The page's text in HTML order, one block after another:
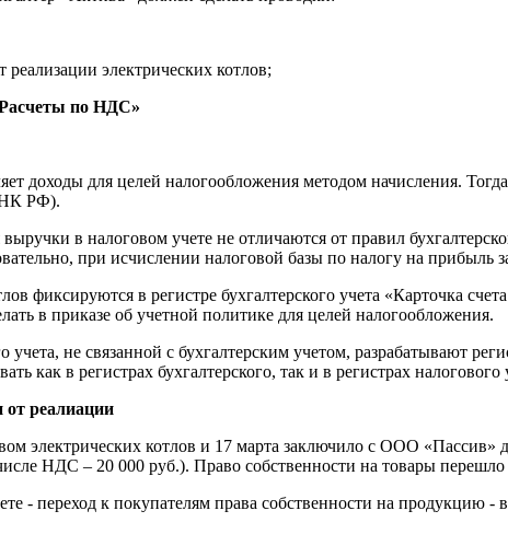
электрических котлов;
по НДС»
доходы для целей налогообложения методом начисления.
НК РФ).
в налоговом учете не отличаются от правил
при исчислении налоговой базы по налогу на
фиксируются в регистре бухгалтерского учета «Карточка
в приказе об учетной политике для целей налогообложения.
учета, не связанной с бухгалтерским учетом, разрабатывают
как в регистрах бухгалтерского, так и в регистрах налогового
реалиации
электрических котлов и 17 марта заключило с ООО
НДС – 20 000 руб.). Право собственности на товары перешло
- переход к покупателям права собственности на продукцию